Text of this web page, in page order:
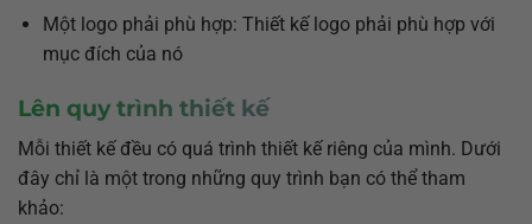
Một logo phải phù hợp: Thiết kế logo phải phù hợp với
mục đích của nó
Lên quy trình thiết kế
Mỗi thiết kế đều có quá trình thiết kế riêng của mình. Dưới
đây chỉ là một trong những quy trình bạn có thể tham
khảo: